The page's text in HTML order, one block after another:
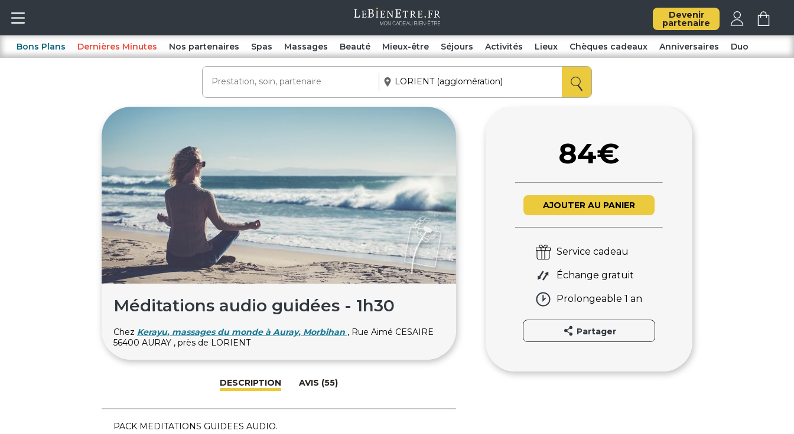
Devenir
partenaire
Bons Plans Dernières Minutes Nos partenaires Spas Massages Beauté Mieux-être Séjours Activités Lieux Chèques cadeaux Anniversaires Duo
Méditations audio guidées - 1h30
Chez Kerayu, massages du monde à Auray, Morbihan , Rue Aimé CESAIRE
56400 AURAY , près de LORIENT
DESCRIPTION AVIS (55)
PACK MEDITATIONS GUIDEES AUDIO.
84€
AJOUTER AU PANIER
Service cadeau
Échange gratuit
Prolongeable 1 an
Partager